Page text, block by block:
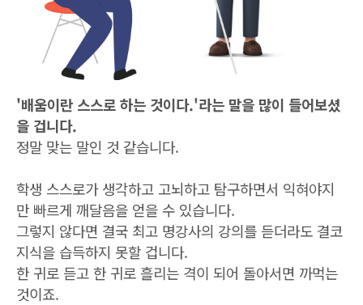
'배움이란 스스로 하는 것이다.'라는 말을 많이 들어보셨
을 겁니다.
정말 맞는 말인 것 같습니다.
학생 스스로가 생각하고 고뇌하고 탐구하면서 익혀야지
만 빠르게 깨달음을 얻을 수 있습니다.
그렇지 않다면 결국 최고 명강사의 강의를 듣더라도 결코
지식을 습득하지 못할 겁니다.
한 귀로 듣고 한 귀로 흘리는 격이 되어 돌아서면 까먹는
것이죠.